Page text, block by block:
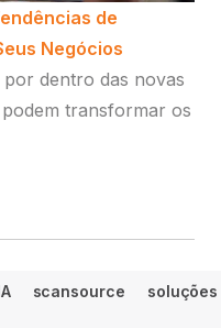
de
Negócios
por dentro das novas
transformar os
scansource soluções